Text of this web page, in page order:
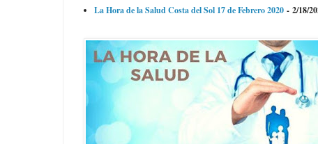
La Hora de la Salud Costa del Sol 17 de Febrero 2020 - 2/18/